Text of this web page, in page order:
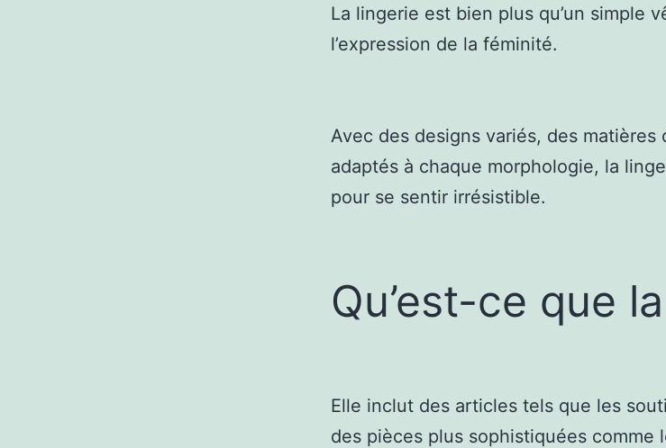
La lingerie est bien plus qu’un simple
l’expression de la féminité.
Avec des designs variés, des
adaptés à chaque morphologie, la
pour se sentir irrésistible.
Qu’est-ce que
Elle inclut des articles tels que les
des pièces plus sophistiquées comme